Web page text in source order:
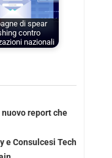
di spear
contro
nazionali
nuovo report che
e Consulcesi Tech